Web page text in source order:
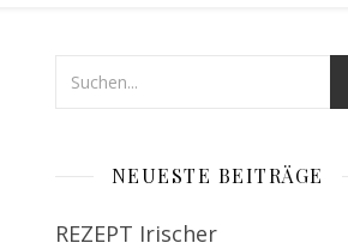
NEUESTE BEITRÄGE
REZEPT Irischer